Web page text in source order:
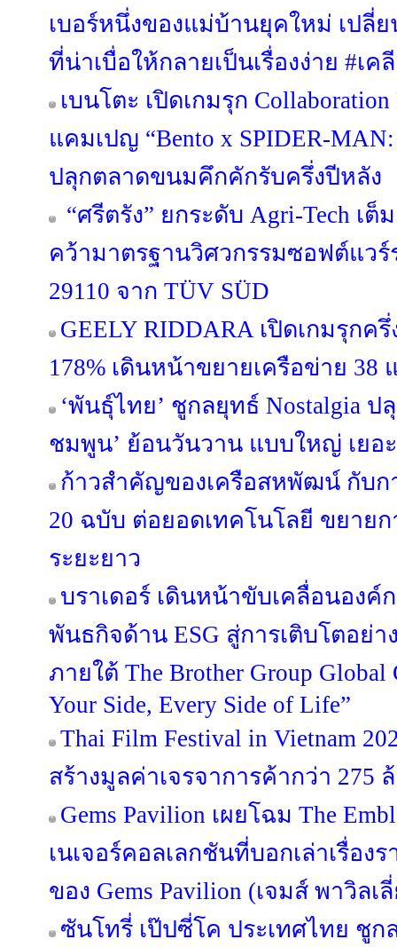
เบอร์หนึ่งของแม่บ้านยุคใหม่ เปลี่
ที่น่าเบื่อให้กลายเป็นเรื่องง่าย #เ
เบนโตะ เปิดเกมรุก
แคมเปญ “Bento x SPIDER-
ปลุกตลาดขนมคึกคักรับครึ่งปีหลัง
“ศรีตรัง” ยกระดับ Agri-Tech เ
คว้ามาตรฐานวิศวกรรมซอฟต์แวร์
29110 จาก TÜV SÜD
GEELY RIDDARA เปิดเกมรุกค
178% เดินหน้าขยายเครือข่าย 38
‘พันธุ์ไทย’ ชูกลยุทธ์ Nostalgia ป
ชมพูน’ ย้อนวันวาน แบบใหญ่ เยอ
ก้าวสำคัญของเครือสหพัฒน์ กับก
20 ฉบับ ต่อยอดเทคโนโลยี ขยาย
ระยะยาว
บราเดอร์ เดินหน้าขับเคลื่อนอง
พันธกิจด้าน ESG สู่การเติบโตอย่
ภายใต้ The Brother Group
Your Side, Every Side of Life”
Thai Film Festival in Vietnam
สร้างมูลค่าเจรจาการค้ากว่า 275
Gems Pavilion เผยโฉม The
เนเจอร์คอลเลกชันที่บอกเล่าเรื่อง
ของ Gems Pavilion (เจมส์ พาวิลเ
ซันโทรี่ เป๊ปซี่โค ประเทศไทย ชู